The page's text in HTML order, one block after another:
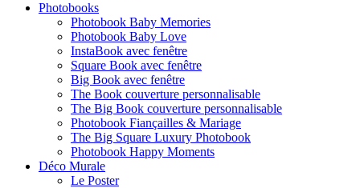
Photobooks
Photobook Baby Memories
Photobook Baby Love
InstaBook avec fenêtre
Square Book avec fenêtre
Big Book avec fenêtre
The Book couverture personnalisable
The Big Book couverture personnalisable
Photobook Fiançailles & Mariage
The Big Square Luxury Photobook
Photobook Happy Moments
Déco Murale
Le Poster